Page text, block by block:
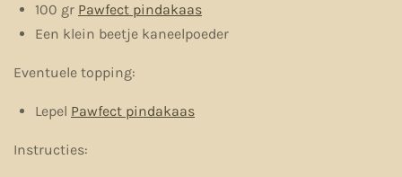
100 gr Pawfect pindakaas
Een klein beetje kaneelpoeder
Eventuele topping:
Lepel Pawfect pindakaas
Instructies: